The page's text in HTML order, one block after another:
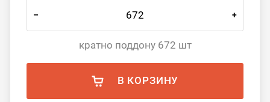
– +
кратно поддону 672 шт
В КОРЗИНУ